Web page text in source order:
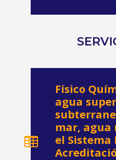
Físico
agua
mar, agua
el Sistema